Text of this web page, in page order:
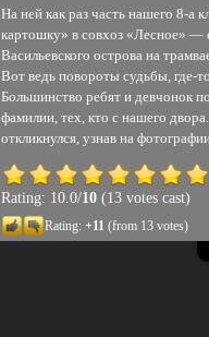
На ней как раз часть нашего 8-а
картошку» в совхоз «Лесное» —
Васильевского острова на
Вот ведь повороты судьбы, где-
Большинство ребят и девчонок
фамилии, тех, кто с нашего
откликнулся, узнав на
Rating: 10.0/10(13 votes cast)
Rating: +11(from 13 votes)